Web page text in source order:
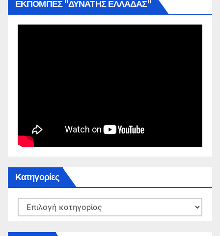
ΕΚΠΟΜΠΕΣ ”ΔΥΝΑΤΗΣ ΕΛΛΑΔΑΣ”
Kατηγορίες
Kατηγορίες